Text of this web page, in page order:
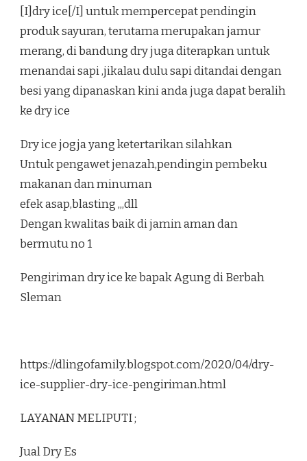
[I]dry ice[/I] untuk mempercepat pendingin
produk sayuran, terutama merupakan jamur
merang, di bandung dry juga diterapkan untuk
menandai sapi ,jikalau dulu sapi ditandai dengan
besi yang dipanaskan kini anda juga dapat beralih
ke dry ice
Dry ice jogja yang ketertarikan silahkan
Untuk pengawet jenazah,pendingin pembeku
makanan dan minuman
efek asap,blasting ,,,dll
Dengan kwalitas baik di jamin aman dan
bermutu no 1
Pengiriman dry ice ke bapak Agung di Berbah
Sleman
https://dlingofamily.blogspot.com/2020/04/dry-
ice-supplier-dry-ice-pengiriman.html
LAYANAN MELIPUTI ;
Jual Dry Es